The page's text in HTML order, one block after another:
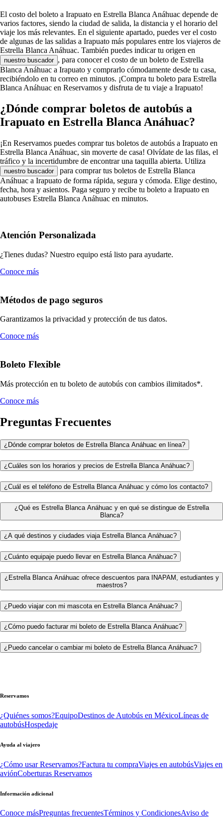
El costo del boleto a Irapuato en Estrella Blanca Anáhuac depende de
varios factores, siendo la ciudad de salida, la distancia y el horario del
viaje los más relevantes. En el siguiente apartado, puedes ver el costo
de algunas de las salidas a Irapuato más populares entre los viajeros de
Estrella Blanca Anáhuac. También puedes indicar tu origen en
nuestro buscador , para conocer el costo de un boleto de Estrella
Blanca Anáhuac a Irapuato y comprarlo cómodamente desde tu casa,
recibiéndolo en tu correo en minutos. ¡Compra tu boleto para Estrella
Blanca Anáhuac en Reservamos y disfruta de tu viaje a Irapuato!
¿Dónde comprar boletos de autobús a
Irapuato en Estrella Blanca Anáhuac?
¡En Reservamos puedes comprar tus boletos de autobús a Irapuato en
Estrella Blanca Anáhuac, sin moverte de casa! Olvídate de las filas, el
tráfico y la incertidumbre de encontrar una taquilla abierta. Utiliza
nuestro buscador
para comprar tus boletos de Estrella Blanca
Anáhuac a Irapuato de forma rápida, segura y cómoda. Elige destino,
fecha, hora y asientos. Paga seguro y recibe tu boleto a Irapuato en
autobuses Estrella Blanca Anáhuac en minutos.
Atención Personalizada
¿Tienes dudas? Nuestro equipo está listo para ayudarte.
Conoce más
Métodos de pago seguros
Garantizamos la privacidad y protección de tus datos.
Conoce más
Boleto Flexible
Más protección en tu boleto de autobús con cambios ilimitados*.
Conoce más
Preguntas Frecuentes
¿Dónde comprar boletos de Estrella Blanca Anáhuac en línea?
¿Cuáles son los horarios y precios de Estrella Blanca Anáhuac?
¿Cuál es el teléfono de Estrella Blanca Anáhuac y cómo los contacto?
¿Qué es Estrella Blanca Anáhuac y en qué se distingue de Estrella
Blanca?
¿A qué destinos y ciudades viaja Estrella Blanca Anáhuac?
¿Cuánto equipaje puedo llevar en Estrella Blanca Anáhuac?
¿Estrella Blanca Anáhuac ofrece descuentos para INAPAM, estudiantes y
maestros?
¿Puedo viajar con mi mascota en Estrella Blanca Anáhuac?
¿Cómo puedo facturar mi boleto de Estrella Blanca Anáhuac?
¿Puedo cancelar o cambiar mi boleto de Estrella Blanca Anáhuac?
Reservamos
¿Quiénes somos?EquipoDestinos de Autobús en MéxicoLíneas de
autobúsHospedaje
Ayuda al viajero
¿Cómo usar Reservamos?Factura tu compraViajes en autobúsViajes en
aviónCoberturas Reservamos
Información adicional
Conoce másPreguntas frecuentesTérminos y CondicionesAviso de